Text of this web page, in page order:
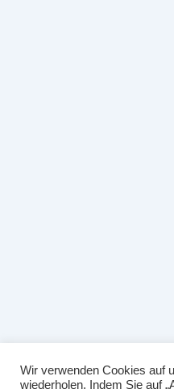
Wir verwenden Cookies auf
wiederholen. Indem Sie auf